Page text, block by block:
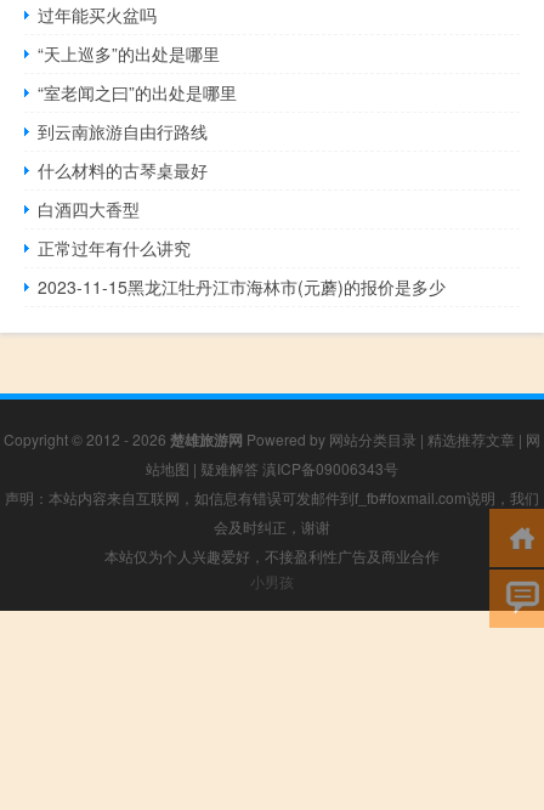
过年能买火盆吗
“天上巡多”的出处是哪里
“室老闻之曰”的出处是哪里
到云南旅游自由行路线
什么材料的古琴桌最好
白酒四大香型
正常过年有什么讲究
2023-11-15黑龙江牡丹江市海林市(元蘑)的报价是多少
Copyright © 2012 - 2026 楚雄旅游网 Powered by 网站分类目录 | 精选推荐文章 | 网
站地图 | 疑难解答 滇ICP备09006343号
声明：本站内容来自互联网，如信息有错误可发邮件到f_fb#foxmail.com说明，我们
会及时纠正，谢谢
本站仅为个人兴趣爱好，不接盈利性广告及商业合作
小男孩